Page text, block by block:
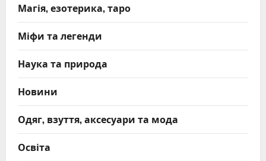
Магія, езотерика, таро
Міфи та легенди
Наука та природа
Новини
Одяг, взуття, аксесуари та мода
Освіта